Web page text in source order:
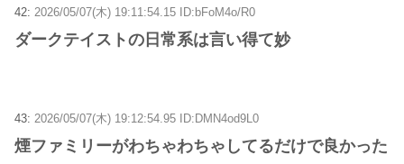
42: 2026/05/07(木) 19:11:54.15 ID:bFoM4o/R0
ダークテイストの日常系は言い得て妙
43: 2026/05/07(木) 19:12:54.95 ID:DMN4od9L0
煙ファミリーがわちゃわちゃしてるだけで良かった